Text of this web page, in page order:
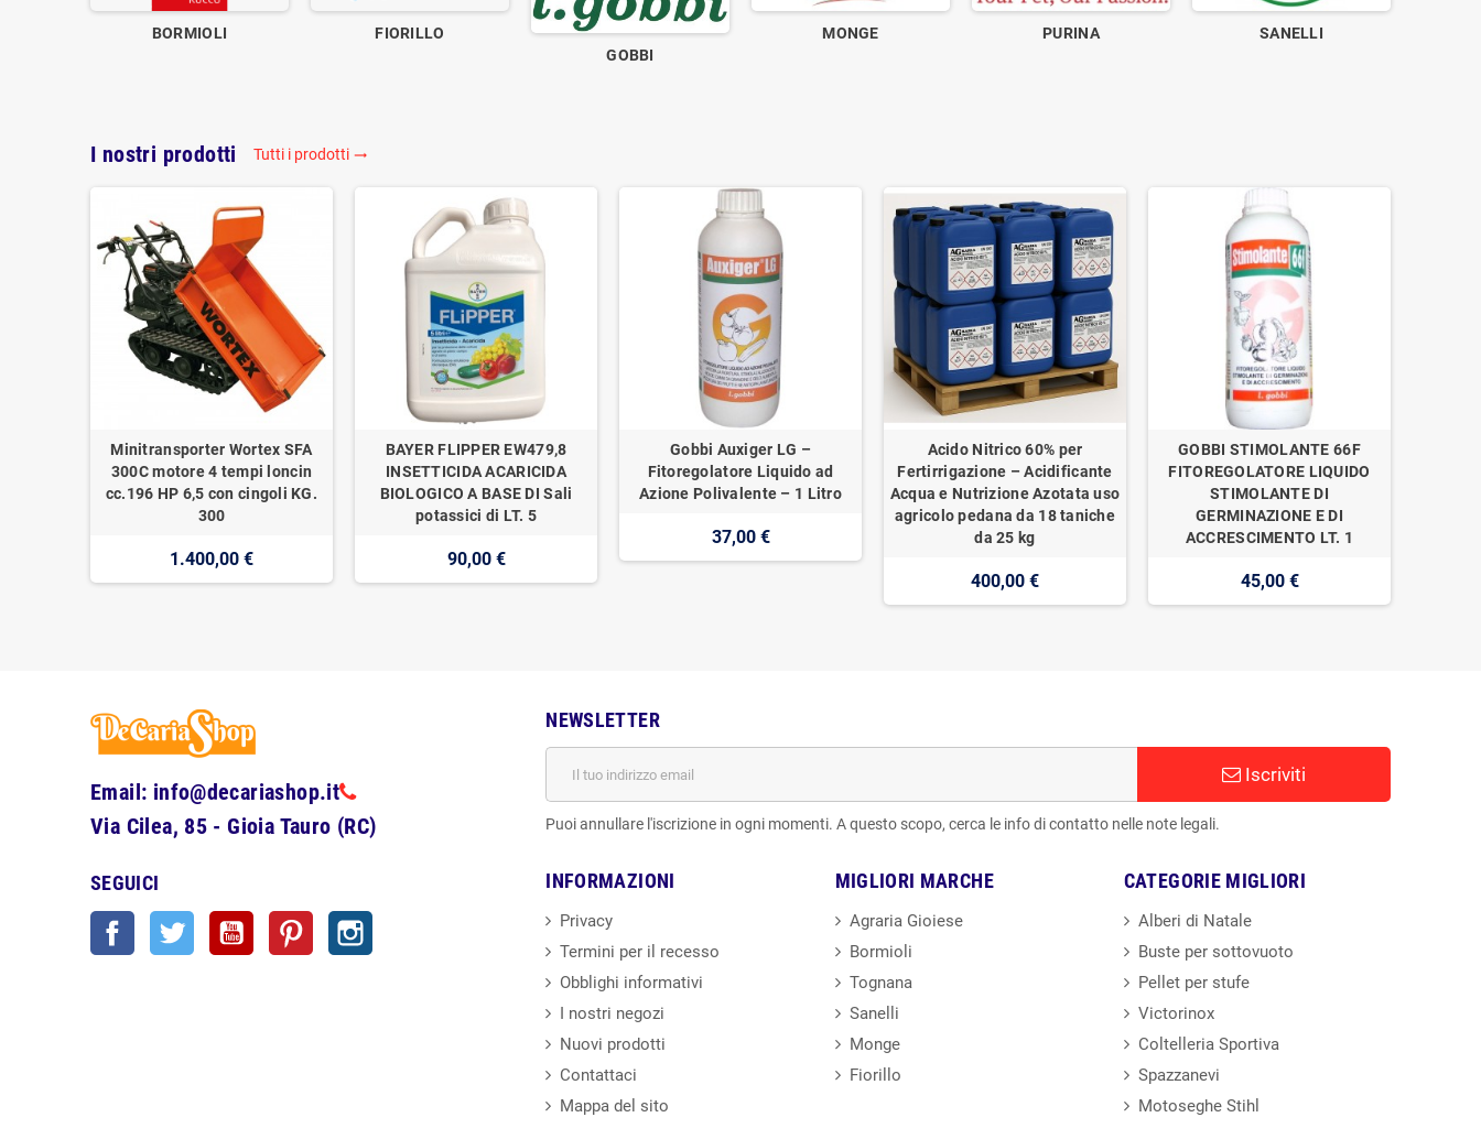
BORMIOLI
FIORILLO
GOBBI
MONGE PURINA SANELLI
I nostri prodotti Tutti i prodotti trending_flat
Minitransporter Wortex SFA
300C motore 4 tempi loncin
cc.196 HP 6,5 con cingoli KG.
300
1.400,00 €
BAYER FLIPPER EW479,8
INSETTICIDA ACARICIDA
BIOLOGICO A BASE DI Sali
potassici di LT. 5
90,00 €
Gobbi Auxiger LG –
Fitoregolatore Liquido ad
Azione Polivalente – 1 Litro
37,00 €
Acido Nitrico 60% per
Fertirrigazione – Acidificante
Acqua e Nutrizione Azotata uso
agricolo pedana da 18 taniche
da 25 kg
400,00 €
GOBBI STIMOLANTE 66F
FITOREGOLATORE LIQUIDO
STIMOLANTE DI
GERMINAZIONE E DI
ACCRESCIMENTO LT. 1
45,00 €
Email: info@decariashop.it
Via Cilea, 85 - Gioia Tauro (RC)
SEGUICI
Facebook Twitter YouTube Pinterest
NEWSLETTER
Iscriviti
Puoi annullare l'iscrizione in ogni momenti. A questo scopo, cerca le info di contatto nelle note legali.
INFORMAZIONI
Privacy
Termini per il recesso
Obblighi informativi
I nostri negozi
Nuovi prodotti
Contattaci
Mappa del sito
MIGLIORI MARCHE
Agraria Gioiese
Bormioli
Tognana
Sanelli
Monge
Fiorillo
CATEGORIE MIGLIORI
Alberi di Natale
Buste per sottovuoto
Pellet per stufe
Victorinox
Coltelleria Sportiva
Spazzanevi
Motoseghe Stihl